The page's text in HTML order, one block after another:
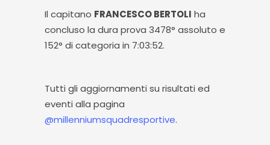
Il capitano FRANCESCO BERTOLI ha
concluso la dura prova 3478° assoluto e
152° di categoria in 7:03:52.
Tutti gli aggiornamenti su risultati ed
eventi alla pagina
@millenniumsquadresportive.